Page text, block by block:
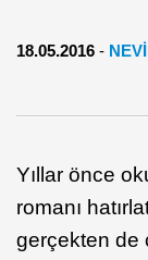
18.05.2016 -
Yıllar önce
romanı
gerçekten de